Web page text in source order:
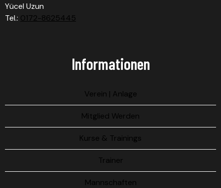
Yücel Uzun
Tel.: 0172-8625445
Informationen
Verein | Anlage
Mitglied Werden
Kurse & Trainings
Trainer
Mannschaften